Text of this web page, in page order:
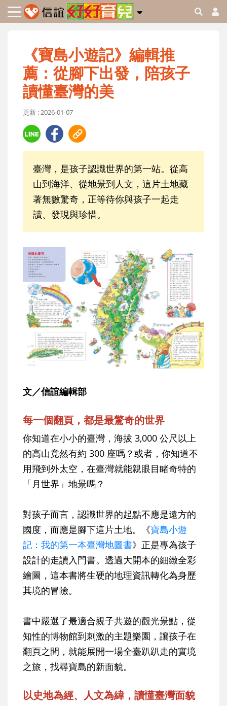
《寶島小遊記》編輯推
薦：從腳下出發，陪孩子
讀懂臺灣的美
更新 : 2026-01-07
臺灣，是孩子認識世界的第一站。從高
山到海洋、從地景到人文，這片土地藏
著無數驚奇，正等待你與孩子一起走
讀、發現與珍惜。
文／信誼編輯部
每一個翻頁，都是最驚奇的世界
你知道在小小的臺灣，海拔 3,000 公尺以上
的高山竟然有約 300 座嗎？或者，你知道不
用飛到外太空，在臺灣就能親眼目睹奇特的
「月世界」地景嗎？
對孩子而言，認識世界的起點不應是遠方的
國度，而應是腳下這片土地。《寶島小遊
記：我的第一本臺灣地圖書》正是專為孩子
設計的走讀入門書。透過大開本的細緻全彩
繪圖，這本書將生硬的地理資訊轉化為身歷
其境的冒險。
書中嚴選了最適合親子共遊的觀光景點，從
知性的博物館到刺激的主題樂園，讓孩子在
翻頁之間，就能展開一場全臺趴趴走的實境
之旅，找尋寶島的新面貌。
以史地為經、人文為緯，讀懂臺灣面貌